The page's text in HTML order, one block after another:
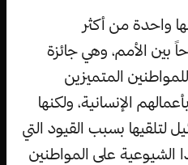
واحدة من أكثر
بين الأمم، وهي جائزة
1963 تُمنح للمواطنين المتميزين
الإنسانية، ولكنها
لتلقيها بسبب القيود التي
الشيوعية على المواطنين